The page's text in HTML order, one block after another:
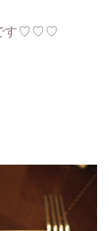
です♡♡♡